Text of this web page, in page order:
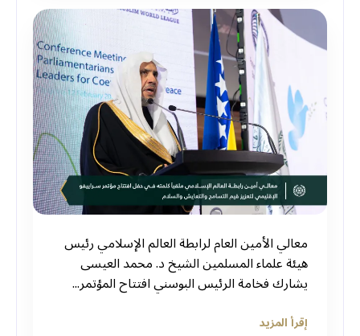
معالي الأمين العام لرابطة العالم الإسلامي رئيس
هيئة علماء المسلمين الشيخ د. ⁧‫محمد العيسى‬⁩
يشارك فخامة الرئيس البوسني افتتاح المؤتمر...
إقرأ المزيد